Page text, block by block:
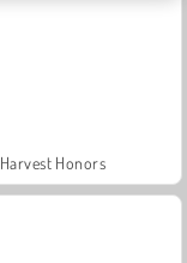
Harvest Honors